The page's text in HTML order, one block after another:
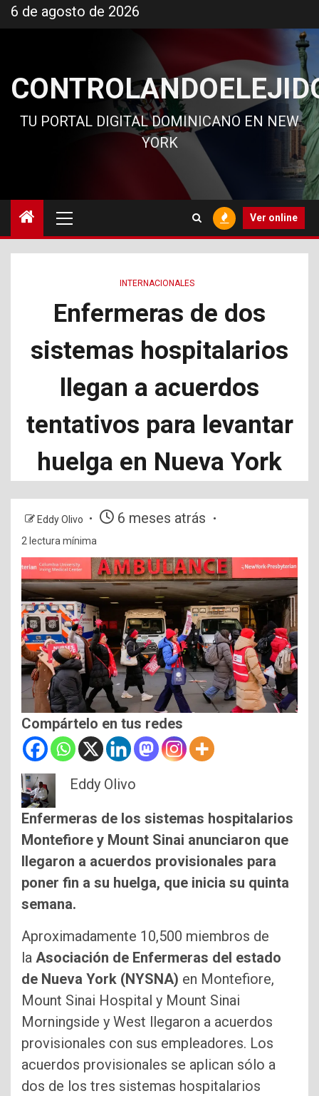
al
6 de agosto de 2026
TU PORTAL DIGITAL DOMINICANO EN NEW
YORK
principal
Ver online
INTERNACIONALES
Enfermeras de dos
sistemas hospitalarios
llegan a acuerdos
tentativos para levantar
huelga en Nueva York
Eddy Olivo 6 meses atrás
2 lectura mínima
Compártelo en tus redes
Eddy Olivo
Enfermeras de los sistemas hospitalarios
Montefiore y Mount Sinai anunciaron que
llegaron a acuerdos provisionales para
poner fin a su huelga, que inicia su quinta
semana.
Aproximadamente 10,500 miembros de
la Asociación de Enfermeras del estado
de Nueva York (NYSNA) en Montefiore,
Mount Sinai Hospital y Mount Sinai
Morningside y West llegaron a acuerdos
provisionales con sus empleadores. Los
acuerdos provisionales se aplican sólo a
dos de los tres sistemas hospitalarios